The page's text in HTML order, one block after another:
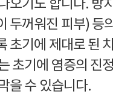
오기도 합니다. 방
두꺼워진 피부) 등
초기에 제대로 된
초기에 염증의 진
을 수 있습니다.